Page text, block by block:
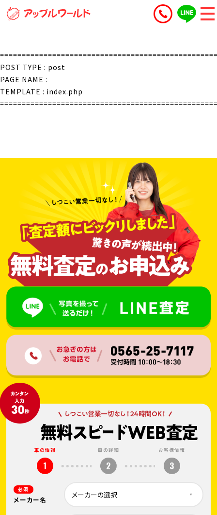
POST TYPE : post
PAGE NAME :
TEMPLATE : index.php
車の情報
1
車の詳細
2
お客様情報
3
必須
メーカー名